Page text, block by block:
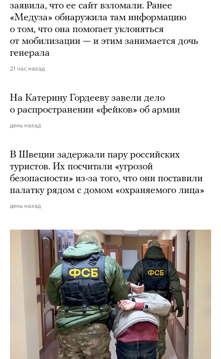
заявила, что ее сайт взломали. Ранее
«Медуза» обнаружила там информацию
о том, что она помогает уклоняться
от мобилизации — и этим занимается дочь
генерала
21 час назад
На Катерину Гордееву завели дело
о распространении «фейков» об армии
день назад
В Швеции задержали пару российских
туристов. Их посчитали «угрозой
безопасности» из-за того, что они поставили
палатку рядом с домом «охраняемого лица»
день назад